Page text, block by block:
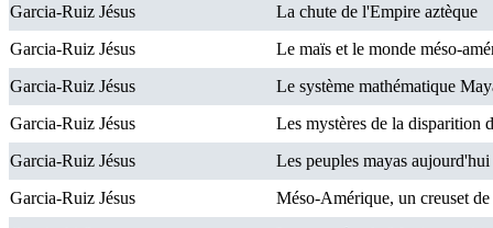
Garcia-Ruiz Jésus
La chute de l'Empire aztèque
Garcia-Ruiz Jésus
Le maïs et le monde méso-
Garcia-Ruiz Jésus
Le système mathématique
Garcia-Ruiz Jésus
Les mystères de la disparition
Garcia-Ruiz Jésus
Les peuples mayas
Garcia-Ruiz Jésus
Méso-Amérique, un creuset